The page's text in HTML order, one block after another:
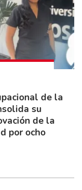
de la
su
de la
por ocho